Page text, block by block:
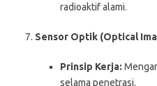
radioaktif alami.
Sensor Optik (Optical
Prinsip Kerja:
selama penetrasi.